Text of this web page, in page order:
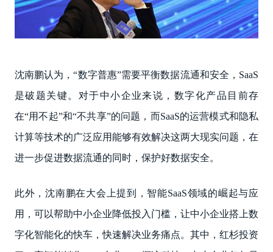
沈南鹏认为，“数字普惠”需要平衡数据流通和安全，SaaS
是破题关键。对于中小企业来说，数字化产品目前存
在“用不起”和“不共享”的问题，而SaaS的运营模式和隐私
计算等技术的广泛应用能够有效解决这两大现实问题，在
进一步促进数据流通的同时，保护好数据安全。
此外，沈南鹏在大会上提到，智能SaaS领域的崛起与应
用，可以帮助中小企业降低投入门槛，让中小企业搭上数
字化智能化的快车，快速解决业务痛点。其中，红杉投资